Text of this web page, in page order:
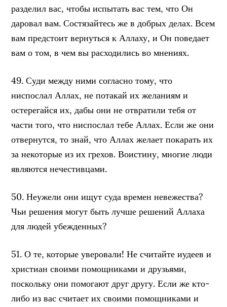
разделил вас, чтобы испытать вас тем, что Он
даровал вам. Состязайтесь же в добрых делах. Всем
вам предстоит вернуться к Аллаху, и Он поведает
вам о том, в чем вы расходились во мнениях.
49. Суди между ними согласно тому, что
ниспослал Аллах, не потакай их желаниям и
остерегайся их, дабы они не отвратили тебя от
части того, что ниспослал тебе Аллах. Если же они
отвернутся, то знай, что Аллах желает покарать их
за некоторые из их грехов. Воистину, многие люди
являются нечестивцами.
50. Неужели они ищут суда времен невежества?
Чьи решения могут быть лучше решений Аллаха
для людей убежденных?
51. О те, которые уверовали! Не считайте иудеев и
христиан своими помощниками и друзьями,
поскольку они помогают друг другу. Если же кто-
либо из вас считает их своими помощниками и